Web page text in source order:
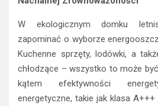
W ekologicznym domku
zapominać o wyborze
Kuchenne sprzęty, lodówki, a
chłodzące – wszystko to może
kątem efektywności
energetyczne, takie jak klasa